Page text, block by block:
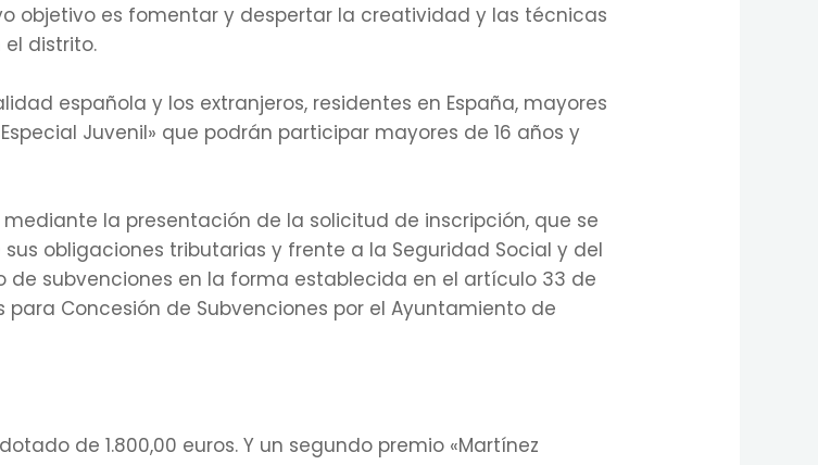
objetivo es fomentar y despertar la creatividad y las técnicas
distrito.
española y los extranjeros, residentes en España, mayores
Juvenil» que podrán participar mayores de 16 años y
la presentación de la solicitud de inscripción, que se
obligaciones tributarias y frente a la Seguridad Social y del
subvenciones en la forma establecida en el artículo 33 de
para Concesión de Subvenciones por el Ayuntamiento de
de 1.800,00 euros. Y un segundo premio «Martínez